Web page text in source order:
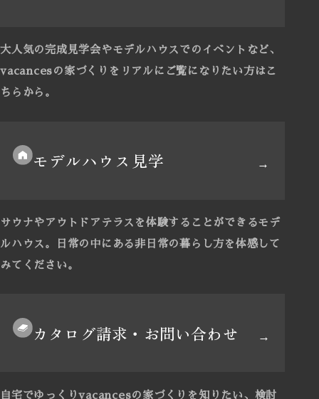
大人気の完成見学会やモデルハウスでのイベントなど、
vacancesの家づくりをリアルにご覧になりたい方はこ
ちらから。
モデルハウス見学
サウナやアウトドアテラスを体験することができるモデ
ルハウス。
日常の中にある非日常の暮らし方を体感して
みてください。
カタログ請求・お問い合わせ
自宅でゆっくりvacancesの家づくりを知りたい、検討